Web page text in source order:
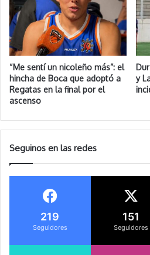
“Me sentí un nicoleño más”: el
hincha de Boca que adoptó a
Regatas en la final por el
ascenso
y
Seguinos en las redes
219
Seguidores
151
Seguidores